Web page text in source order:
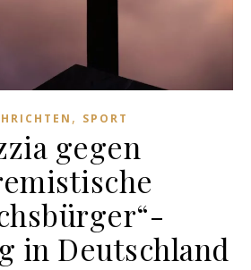
, SPORT
gegen
in Deutschland